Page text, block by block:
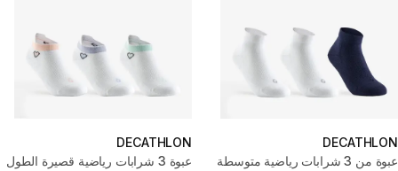
DECATHLON
عبوة من 3 شرابات رياضية متوسطة
DECATHLON
عبوة 3 شرابات رياضية قصيرة الطول